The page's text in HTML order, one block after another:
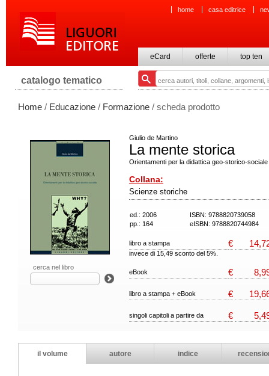
home casa editrice
eCard offerte top ten
catalogo tematico
Home / Educazione / Formazione / scheda prodotto
cerca nel libro
Giulio de Martino
La mente storica
Orientamenti per la didattica geo-storico-sociale
Collana:
Scienze storiche
ed.: 2006
ISBN: 9788820739058
pp.: 164
eISBN: 9788820744984
libro a stampa €
invece di 15,49 sconto del 5%.
eBook €
libro a stampa + eBook €
singoli capitoli a partire da €
il volume autore indice